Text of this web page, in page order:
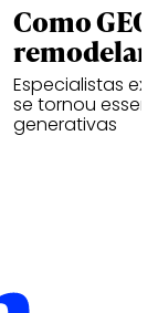
Como
Especialistas
se tornou
generativas